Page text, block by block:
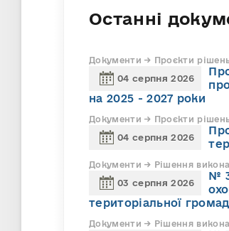
Останні
Документи → Проєкти рішень
04 серпня 2026
на 2025 - 2027 роки
Документи → Проєкти рішень
04 серпня 2026
Документи → Рішення
03 серпня 2026
№
територіальної
Документи → Рішення